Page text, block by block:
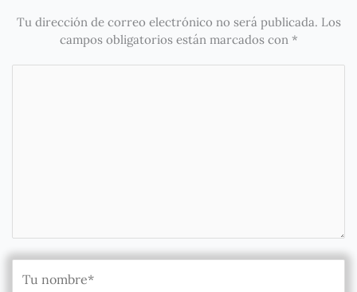
Tu dirección de correo electrónico no será publicada. Los
campos obligatorios están marcados con *